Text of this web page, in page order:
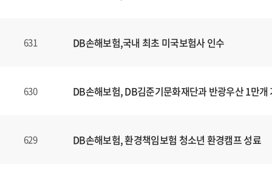
631 DB손해보험,국내 최초 미국보험사 인수
630 DB손해보험, DB김준기문화재단과 반광우산 1만개
629 DB손해보험, 환경책임보험 청소년 환경캠프 성료